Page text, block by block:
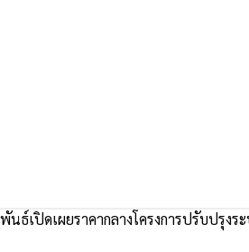
ธ์เปิดเผยราคากลางโครงการปรับปรุงร